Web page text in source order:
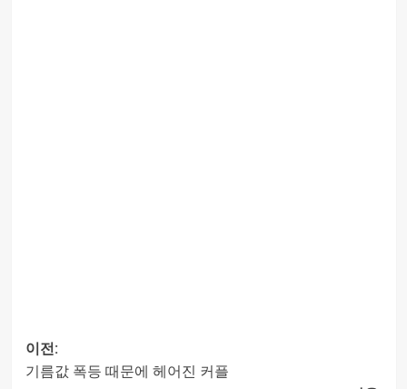
이전:
기름값 폭등 때문에 헤어진 커플